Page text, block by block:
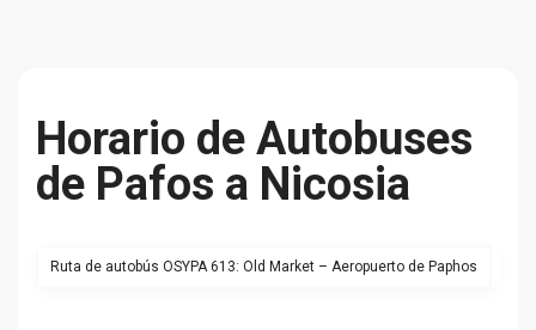
Horario de Autobuses
de Pafos a Nicosia
Ruta de autobús OSYPA 613: Old Market – Aeropuerto de Paphos